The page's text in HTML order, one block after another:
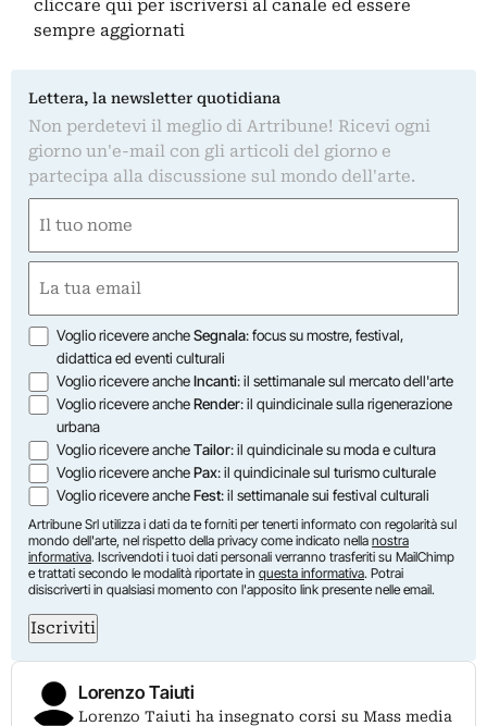
cliccare qui per iscriversi al canale ed essere
sempre aggiornati
Lettera, la newsletter quotidiana
Non perdetevi il meglio di Artribune! Ricevi ogni
giorno un'e-mail con gli articoli del giorno e
partecipa alla discussione sul mondo dell'arte.
(Obbligatorio)
Nome
(Obbligatorio)
Opzioni
Voglio ricevere ancheSegnala: focus su mostre, festival,
didattica ed eventi culturali
Voglio ricevere ancheIncanti: il settimanale sul mercato dell'arte
Voglio ricevere ancheRender: il quindicinale sulla rigenerazione
urbana
Voglio ricevere ancheTailor: il quindicinale su moda e cultura
Voglio ricevere anchePax: il quindicinale sul turismo culturale
Voglio ricevere ancheFest: il settimanale sui festival culturali
Artribune Srl utilizza i dati da te forniti per tenerti informato con regolarità sul
mondo dell'arte, nel rispetto della privacy come indicato nella nostra
informativa. Iscrivendoti i tuoi dati personali verranno trasferiti su MailChimp
e trattati secondo le modalità riportate in questa informativa. Potrai
disiscriverti in qualsiasi momento con l'apposito link presente nelle email.
Iscriviti
Lorenzo Taiuti
Lorenzo Taiuti ha insegnato corsi su Mass media